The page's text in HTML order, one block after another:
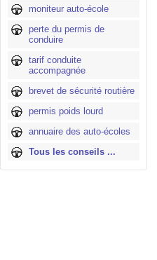
moniteur auto-école
perte du permis de
conduire
tarif conduite
accompagnée
brevet de sécurité routière
permis poids lourd
annuaire des auto-écoles
Tous les conseils ...